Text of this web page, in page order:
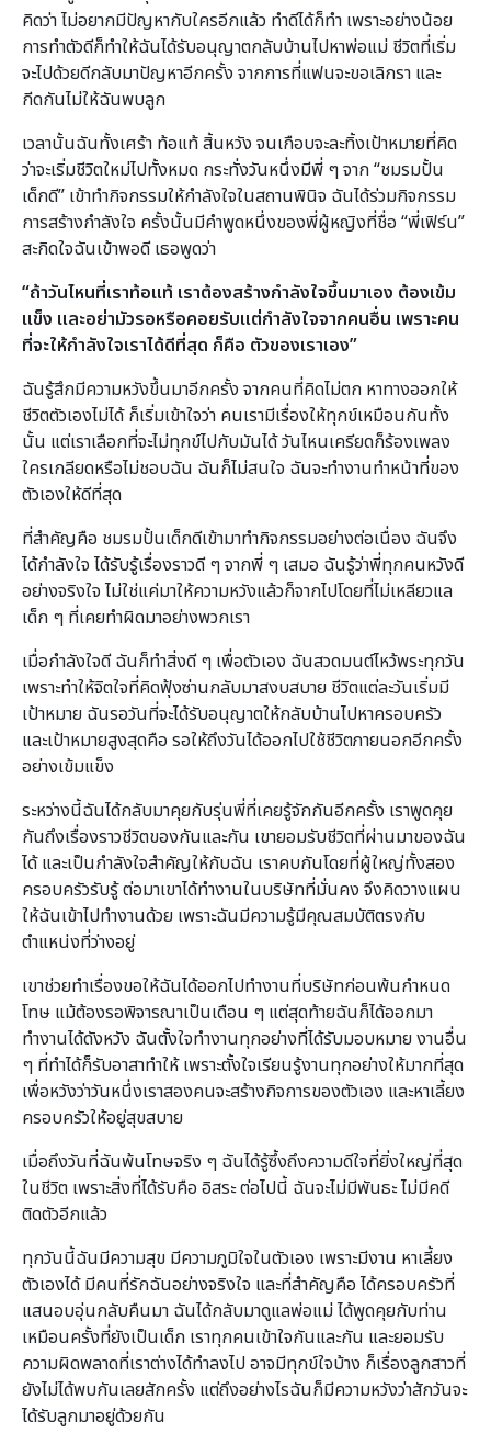
คิดว่า ไม่อยากมีปัญหากับใครอีกแล้ว ทำดีได้ก็ทำ เพราะอย่างน้อย
การทำตัวดีก็ทำให้ฉันได้รับอนุญาตกลับบ้านไปหาพ่อแม่ ชีวิตที่เริ่ม
จะไปด้วยดีกลับมาปัญหาอีกครั้ง จากการที่แฟนจะขอเลิกรา และ
กีดกันไม่ให้ฉันพบลูก
เวลานั้นฉันทั้งเศร้า ท้อแท้ สิ้นหวัง จนเกือบจะละทิ้งเป้าหมายที่คิด
ว่าจะเริ่มชีวิตใหม่ไปทั้งหมด กระทั่งวันหนึ่งมีพี่ ๆ จาก “ชมรมปั้น
เด็กดี” เข้าทำกิจกรรมให้กำลังใจในสถานพินิจ ฉันได้ร่วมกิจกรรม
การสร้างกำลังใจ ครั้งนั้นมีคำพูดหนึ่งของพี่ผู้หญิงที่ชื่อ “พี่เฟิร์น”
สะกิดใจฉันเข้าพอดี เธอพูดว่า
“ถ้าวันไหนที่เราท้อแท้ เราต้องสร้างกำลังใจขึ้นมาเอง ต้องเข้ม
แข็ง และอย่ามัวรอหรือคอยรับแต่กำลังใจจากคนอื่น เพราะคน
ที่จะให้กำลังใจเราได้ดีที่สุด ก็คือ ตัวของเราเอง”
ฉันรู้สึกมีความหวังขึ้นมาอีกครั้ง จากคนที่คิดไม่ตก หาทางออกให้
ชีวิตตัวเองไม่ได้ ก็เริ่มเข้าใจว่า คนเรามีเรื่องให้ทุกข์เหมือนกันทั้ง
นั้น แต่เราเลือกที่จะไม่ทุกข์ไปกับมันได้ วันไหนเครียดก็ร้องเพลง
ใครเกลียดหรือไม่ชอบฉัน ฉันก็ไม่สนใจ ฉันจะทำงานทำหน้าที่ของ
ตัวเองให้ดีที่สุด
ที่สำคัญคือ ชมรมปั้นเด็กดีเข้ามาทำกิจกรรมอย่างต่อเนื่อง ฉันจึง
ได้กำลังใจ ได้รับรู้เรื่องราวดี ๆ จากพี่ ๆ เสมอ ฉันรู้ว่าพี่ทุกคนหวังดี
อย่างจริงใจ ไม่ใช่แค่มาให้ความหวังแล้วก็จากไปโดยที่ไม่เหลียวแล
เด็ก ๆ ที่เคยทำผิดมาอย่างพวกเรา
เมื่อกำลังใจดี ฉันก็ทำสิ่งดี ๆ เพื่อตัวเอง ฉันสวดมนต์ไหว้พระทุกวัน
เพราะทำให้จิตใจที่คิดฟุ้งซ่านกลับมาสงบสบาย ชีวิตแต่ละวันเริ่มมี
เป้าหมาย ฉันรอวันที่จะได้รับอนุญาตให้กลับบ้านไปหาครอบครัว
และเป้าหมายสูงสุดคือ รอให้ถึงวันได้ออกไปใช้ชีวิตภายนอกอีกครั้ง
อย่างเข้มแข็ง
ระหว่างนี้ฉันได้กลับมาคุยกับรุ่นพี่ที่เคยรู้จักกันอีกครั้ง เราพูดคุย
กันถึงเรื่องราวชีวิตของกันและกัน เขายอมรับชีวิตที่ผ่านมาของฉัน
ได้ และเป็นกำลังใจสำคัญให้กับฉัน เราคบกันโดยที่ผู้ใหญ่ทั้งสอง
ครอบครัวรับรู้ ต่อมาเขาได้ทำงานในบริษัทที่มั่นคง จึงคิดวางแผน
ให้ฉันเข้าไปทำงานด้วย เพราะฉันมีความรู้มีคุณสมบัติตรงกับ
ตำแหน่งที่ว่างอยู่
เขาช่วยทำเรื่องขอให้ฉันได้ออกไปทำงานที่บริษัทก่อนพ้นกำหนด
โทษ แม้ต้องรอพิจารณาเป็นเดือน ๆ แต่สุดท้ายฉันก็ได้ออกมา
ทำงานได้ดังหวัง ฉันตั้งใจทำงานทุกอย่างที่ได้รับมอบหมาย งานอื่น
ๆ ที่ทำได้ก็รับอาสาทำให้ เพราะตั้งใจเรียนรู้งานทุกอย่างให้มากที่สุด
เพื่อหวังว่าวันหนึ่งเราสองคนจะสร้างกิจการของตัวเอง และหาเลี้ยง
ครอบครัวให้อยู่สุขสบาย
เมื่อถึงวันที่ฉันพ้นโทษจริง ๆ ฉันได้รู้ซึ้งถึงความดีใจที่ยิ่งใหญ่ที่สุด
ในชีวิต เพราะสิ่งที่ได้รับคือ อิสระ ต่อไปนี้ ฉันจะไม่มีพันธะ ไม่มีคดี
ติดตัวอีกแล้ว
ทุกวันนี้ฉันมีความสุข มีความภูมิใจในตัวเอง เพราะมีงาน หาเลี้ยง
ตัวเองได้ มีคนที่รักฉันอย่างจริงใจ และที่สำคัญคือ ได้ครอบครัวที่
แสนอบอุ่นกลับคืนมา ฉันได้กลับมาดูแลพ่อแม่ ได้พูดคุยกับท่าน
เหมือนครั้งที่ยังเป็นเด็ก เราทุกคนเข้าใจกันและกัน และยอมรับ
ความผิดพลาดที่เราต่างได้ทำลงไป อาจมีทุกข์ใจบ้าง ก็เรื่องลูกสาวที่
ยังไม่ได้พบกันเลยสักครั้ง แต่ถึงอย่างไรฉันก็มีความหวังว่าสักวันจะ
ได้รับลูกมาอยู่ด้วยกัน